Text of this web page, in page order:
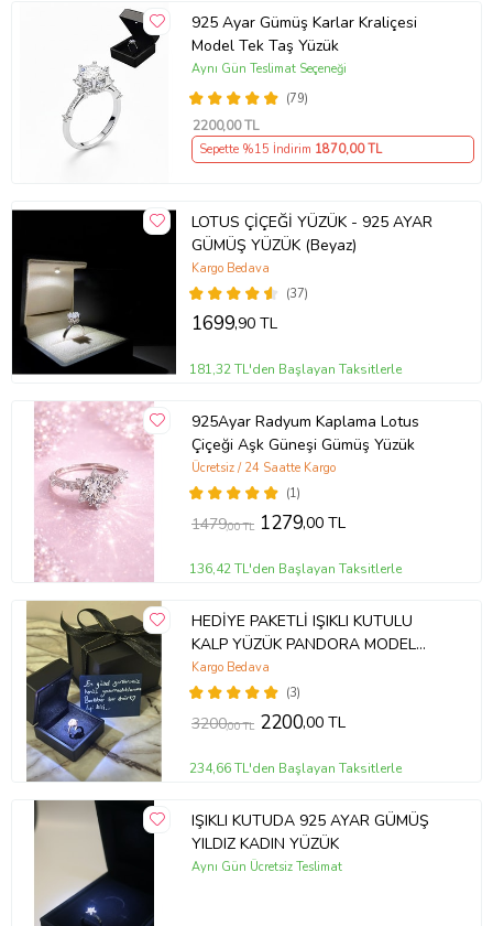
925 Ayar Gümüş Karlar Kraliçesi
Model Tek Taş Yüzük
(79)
Aynı Gün Teslimat Seçeneği
2200,00 TL
Sepette %15 İndirim 1870,00 TL
LOTUS ÇİÇEĞİ YÜZÜK - 925 AYAR
GÜMÜŞ YÜZÜK (Beyaz)
(37)
Kargo Bedava
1699,90 TL
181,32 TL'den Başlayan Taksitlerle
925Ayar Radyum Kaplama Lotus
Çiçeği Aşk Güneşi Gümüş Yüzük
(1)
Ücretsiz / 24 Saatte Kargo
1479,00 TL 1279,00 TL
136,42 TL'den Başlayan Taksitlerle
HEDİYE PAKETLİ IŞIKLI KUTULU
KALP YÜZÜK PANDORA MODEL
YÜZÜK
(3)
Kargo Bedava
3200,00 TL 2200,00 TL
234,66 TL'den Başlayan Taksitlerle
IŞIKLI KUTUDA 925 AYAR GÜMÜŞ
YILDIZ KADIN YÜZÜK
Aynı Gün Ücretsiz Teslimat